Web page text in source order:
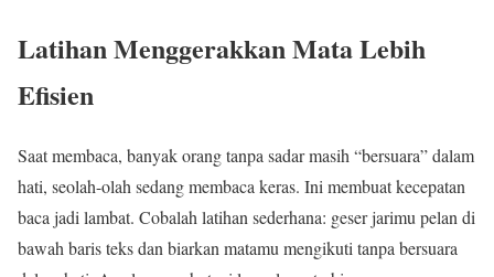
Latihan Menggerakkan Mata Lebih
Efisien
Saat membaca, banyak orang tanpa sadar masih “bersuara” dalam
hati, seolah-olah sedang membaca keras. Ini membuat kecepatan
baca jadi lambat. Cobalah latihan sederhana: geser jarimu pelan di
bawah baris teks dan biarkan matamu mengikuti tanpa bersuara